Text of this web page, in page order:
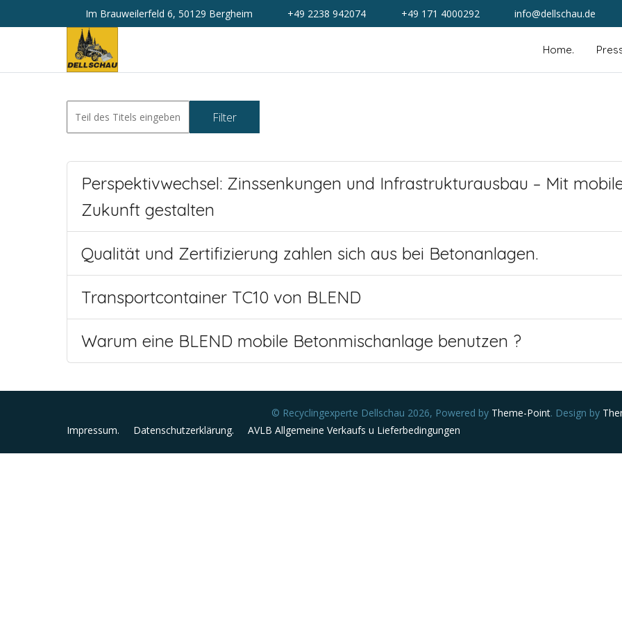
Im Brauweilerfeld 6, 50129 Bergheim +49 2238 942074 +49 171 4000292 info@dellschau.de
Home.
Filter
Perspektivwechsel: Zinssenkungen und Infrastrukturausbau – Mit
Zukunft gestalten
Qualität und Zertifizierung zahlen sich aus bei Betonanlagen.
Transportcontainer TC10 von BLEND
Warum eine BLEND mobile Betonmischanlage benutzen ?
© Recyclingexperte Dellschau 2026, Powered by Theme-Point. Design by
Impressum.
Datenschutzerklärung. AVLB Allgemeine Verkaufs u Lieferbedingungen